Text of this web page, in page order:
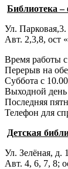
Библиотека
Ул. Парковая,3.
Авт. 2,3,8, ост
Время работы
Перерыв на
Суббота с
Выходной день
Последняя
Телефон для
Детская
Ул. Зелёная, д.
Авт. 4, 6, 7, 8;